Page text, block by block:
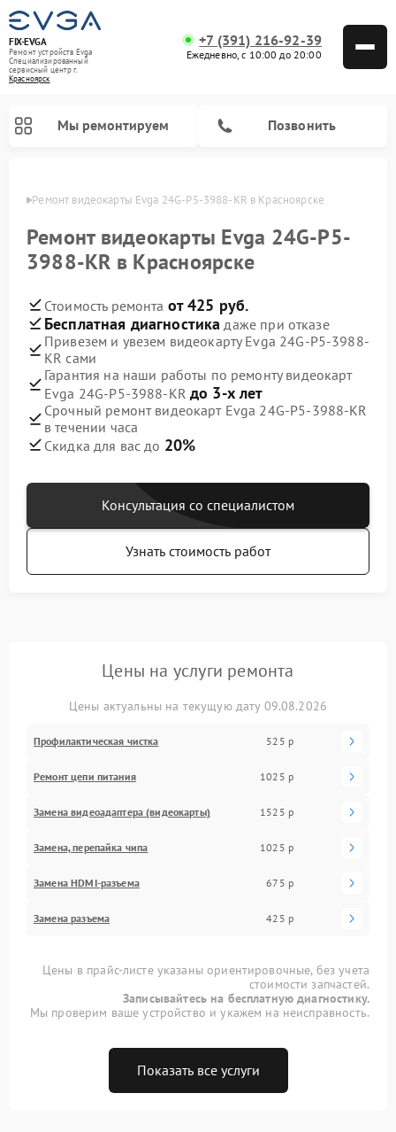
FIX-EVGA
Ремонт устройств Evga
Специализированный
cервисный центр г.
Красноярск
+7 (391) 216-92-39
Ежедневно, с 10:00 до 20:00
Мы ремонтируем Позвонить
Ремонт видеокарты Evga 24G-P5-3988-KR в Красноярске
Ремонт видеокарты Evga 24G-P5-
3988-KR в Красноярске
Стоимость ремонта от 425 руб.
Бесплатная диагностика даже при отказе
Привезем и увезем видеокарту Evga 24G-P5-3988-
KR сами
Гарантия на наши работы по ремонту видеокарт
Evga 24G-P5-3988-KR до 3-х лет
Срочный ремонт видеокарт Evga 24G-P5-3988-KR
в течении часа
Скидка для вас до 20%
Консультация со специалистом
Узнать стоимость работ
Цены на услуги ремонта
Цены актуальны на текущую дату 09.08.2026
Профилактическая чистка 525 р
Ремонт цепи питания 1025 р
Замена видеоадаптера (видеокарты) 1525 р
Замена, перепайка чипа 1025 р
Замена HDMI-разъема 675 р
Замена разъема 425 р
Цены в прайс-листе указаны ориентировочные, без учета
стоимости запчастей.
Записывайтесь на бесплатную диагностику.
Мы проверим ваше устройство и укажем на неисправность.
Показать все услуги